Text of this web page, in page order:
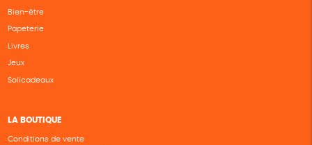
Bien-être
Papeterie
Livres
Jeux
Solicadeaux
LA BOUTIQUE
Conditions de vente